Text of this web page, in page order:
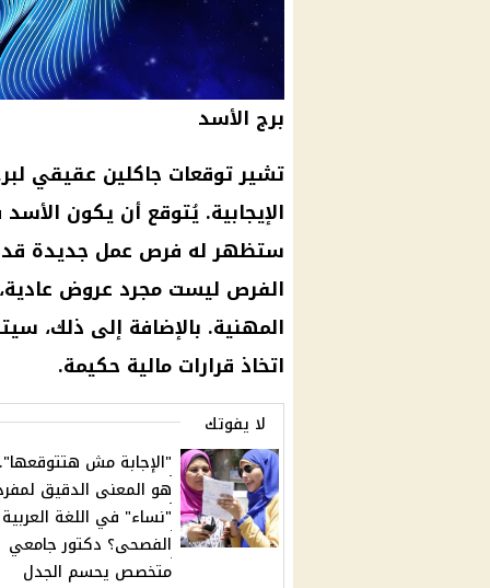
برج الأسد
تشير توقعات جاكلين عقيقي
الإيجابية. يُتوقع أن يكون
ستظهر له فرص عمل جديدة قد
الفرص ليست مجرد عروض
المهنية. بالإضافة إلى ذلك،
اتخاذ قرارات مالية حكيمة.
لا يفوتك
"الإجابة مش
هو المعنى الدقيق
"نساء" في اللغة العربية
الفصحى؟ دكتور جامعي
متخصص يحسم الجدل